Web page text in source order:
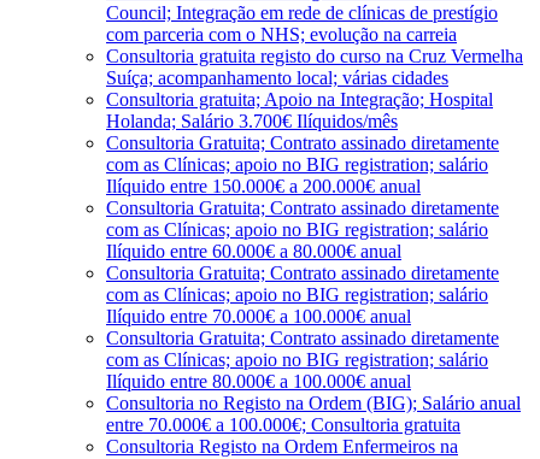
Council; Integração em rede de clínicas de prestígio
com parceria com o NHS; evolução na carreia
Consultoria gratuita registo do curso na Cruz Vermelha
Suíça; acompanhamento local; várias cidades
Consultoria gratuita; Apoio na Integração; Hospital
Holanda; Salário 3.700€ Ilíquidos/mês
Consultoria Gratuita; Contrato assinado diretamente
com as Clínicas; apoio no BIG registration; salário
Ilíquido entre 150.000€ a 200.000€ anual
Consultoria Gratuita; Contrato assinado diretamente
com as Clínicas; apoio no BIG registration; salário
Ilíquido entre 60.000€ a 80.000€ anual
Consultoria Gratuita; Contrato assinado diretamente
com as Clínicas; apoio no BIG registration; salário
Ilíquido entre 70.000€ a 100.000€ anual
Consultoria Gratuita; Contrato assinado diretamente
com as Clínicas; apoio no BIG registration; salário
Ilíquido entre 80.000€ a 100.000€ anual
Consultoria no Registo na Ordem (BIG); Salário anual
entre 70.000€ a 100.000€; Consultoria gratuita
Consultoria Registo na Ordem Enfermeiros na